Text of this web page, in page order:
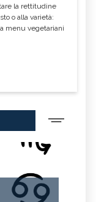
la rettitudine
o alla varietà:
menu vegetariani